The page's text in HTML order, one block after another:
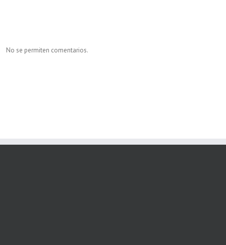
No se permiten comentarios.